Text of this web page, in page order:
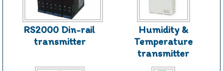
RS2000 Din-rail
transmitter
Humidity &
Temperature
transmitter